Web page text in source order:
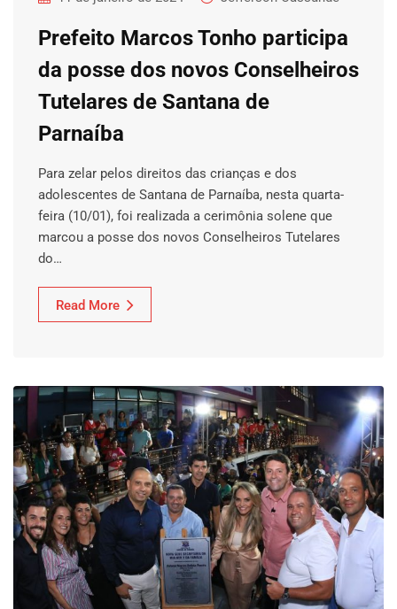
Prefeito Marcos Tonho participa
da posse dos novos Conselheiros
Tutelares de Santana de
Parnaíba
Para zelar pelos direitos das crianças e dos
adolescentes de Santana de Parnaíba, nesta quarta-
feira (10/01), foi realizada a cerimônia solene que
marcou a posse dos novos Conselheiros Tutelares
do…
Read More